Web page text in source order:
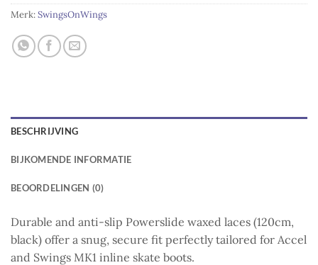
Merk:SwingsOnWings
BESCHRIJVING
BIJKOMENDE INFORMATIE
BEOORDELINGEN (0)
Durable and anti-slip Powerslide waxed laces (120cm,
black) offer a snug, secure fit perfectly tailored for Accel
and Swings MK1 inline skate boots.